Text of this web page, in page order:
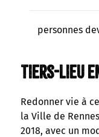
personnes
Tiers-lieu
Redonner vie à
la Ville de
2018, avec un